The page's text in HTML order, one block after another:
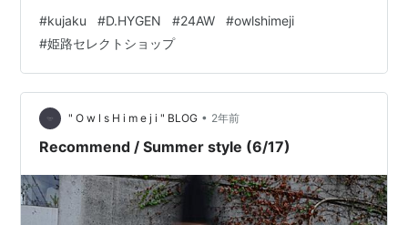
するワンピースに見えますが、 しっかりメンズサイズな1
着。 トレーナー感覚で着ることができ、 スタイリングで
はその着丈を活かした(アウターとのレングス差を利用し
たメリハリのあるスタイリング) 楽しみ方で存在感を演出
してくれます。 もちろん、女性の方が着てもい…
#kujaku #D.HYGEN #24AW #owlshimeji
#姫路セレクトショップ
" O w l s H i m e j i " BLOG • 2年前
Recommend / Summer style (6/17)